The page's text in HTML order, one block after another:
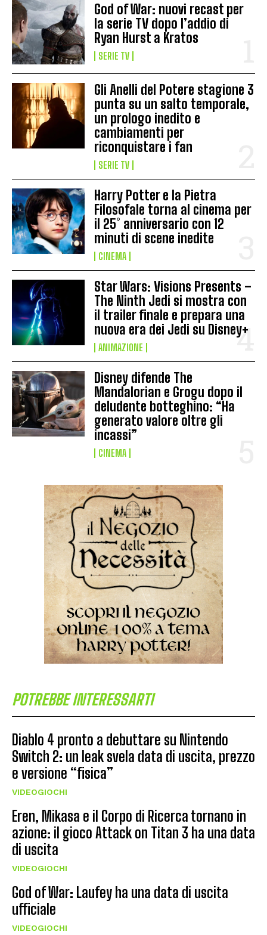
God of War: nuovi recast per
la serie TV dopo l’addio di
Ryan Hurst a Kratos
SERIE TV
Gli Anelli del Potere stagione 3
punta su un salto temporale,
un prologo inedito e
cambiamenti per
riconquistare i fan
SERIE TV
Harry Potter e la Pietra
Filosofale torna al cinema per
il 25° anniversario con 12
minuti di scene inedite
CINEMA
Star Wars: Visions Presents –
The Ninth Jedi si mostra con
il trailer finale e prepara una
nuova era dei Jedi su Disney+
ANIMAZIONE
Disney difende The
Mandalorian e Grogu dopo il
deludente botteghino: “Ha
generato valore oltre gli
incassi”
CINEMA
POTREBBE INTERESSARTI
Diablo 4 pronto a debuttare su Nintendo
Switch 2: un leak svela data di uscita, prezzo
e versione “fisica”
VIDEOGIOCHI
Eren, Mikasa e il Corpo di Ricerca tornano in
azione: il gioco Attack on Titan 3 ha una data
di uscita
VIDEOGIOCHI
God of War: Laufey ha una data di uscita
ufficiale
VIDEOGIOCHI